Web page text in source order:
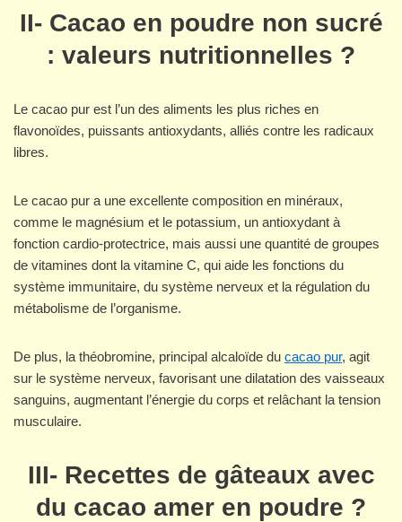
II- Cacao en poudre non sucré
: valeurs nutritionnelles ?
Le cacao pur est l’un des aliments les plus riches en
flavonoïdes, puissants antioxydants, alliés contre les radicaux
libres.
Le cacao pur a une excellente composition en minéraux,
comme le magnésium et le potassium, un antioxydant à
fonction cardio-protectrice, mais aussi une quantité de groupes
de vitamines dont la vitamine C, qui aide les fonctions du
système immunitaire, du système nerveux et la régulation du
métabolisme de l’organisme.
De plus, la théobromine, principal alcaloïde du cacao pur, agit
sur le système nerveux, favorisant une dilatation des vaisseaux
sanguins, augmentant l’énergie du corps et relâchant la tension
musculaire.
III- Recettes de gâteaux avec
du cacao amer en poudre ?